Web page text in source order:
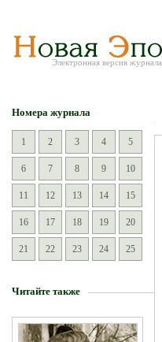
Электронная версия журнала
Номера журнала
1 2 3 4 5
6 7 8 9 10
11 12 13 14 15
16 17 18 19 20
21 22 23 24 25
Читайте также